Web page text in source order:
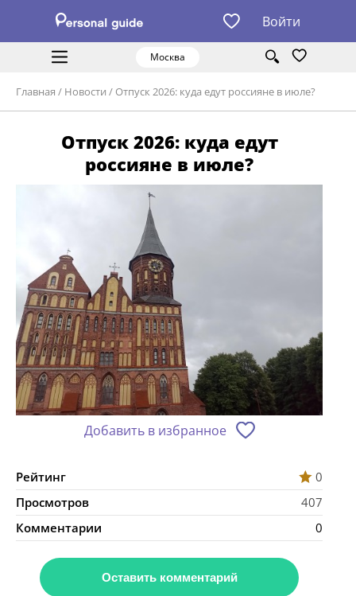
Войти
Москва
Главная / Новости / Отпуск 2026: куда едут россияне в июле?
Отпуск 2026: куда едут
россияне в июле?
Добавить в избранное
Рейтинг
0
Просмотров
407
Комментарии
0
Оставить комментарий